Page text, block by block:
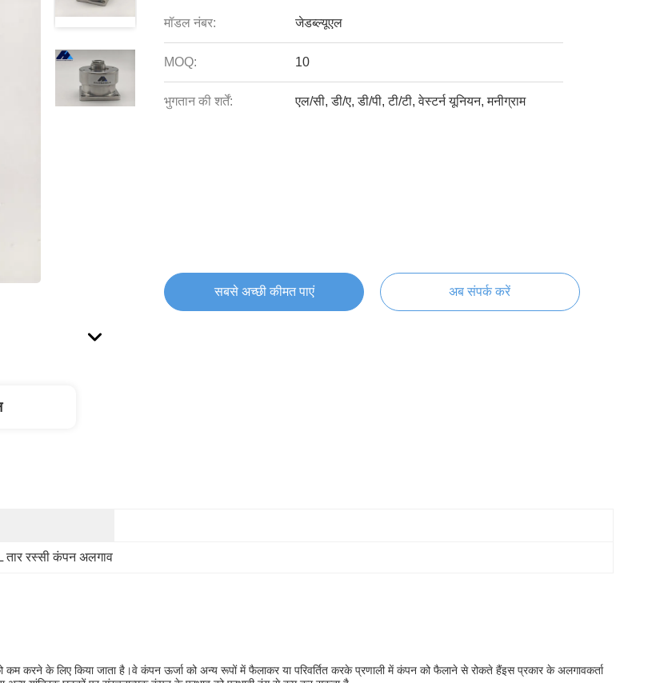
मॉडल नंबर: जेडब्ल्यूएल
MOQ: 10
भुगतान की शर्तें: एल/सी, डी/ए, डी/पी, टी/टी, वेस्टर्न यूनियन, मनीग्राम
सबसे अच्छी कीमत पाएं अब संपर्क करें
तार रस्सी कंपन अलगाव
करने के लिए किया जाता है।वे कंपन ऊर्जा को अन्य रूपों में फैलाकर या परिवर्तित करके प्रणाली में कंपन को फैलाने से रोकते हैंइस प्रकार के अलगावकर्ता